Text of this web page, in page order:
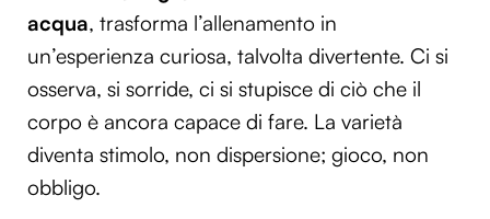
acqua, trasforma l’allenamento in
un’esperienza curiosa, talvolta divertente. Ci si
osserva, si sorride, ci si stupisce di ciò che il
corpo è ancora capace di fare. La varietà
diventa stimolo, non dispersione; gioco, non
obbligo.